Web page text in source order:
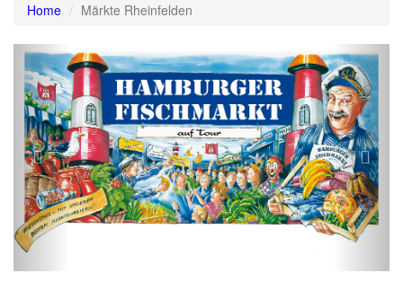
Home Märkte Rheinfelden